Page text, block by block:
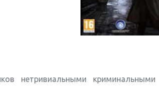
нетривиальными криминальными